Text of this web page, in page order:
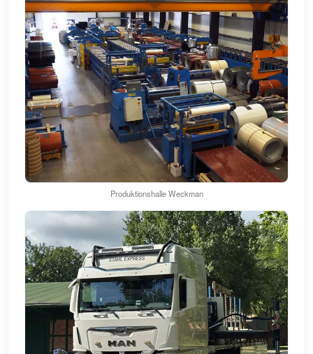
Produktionshalle Weckman